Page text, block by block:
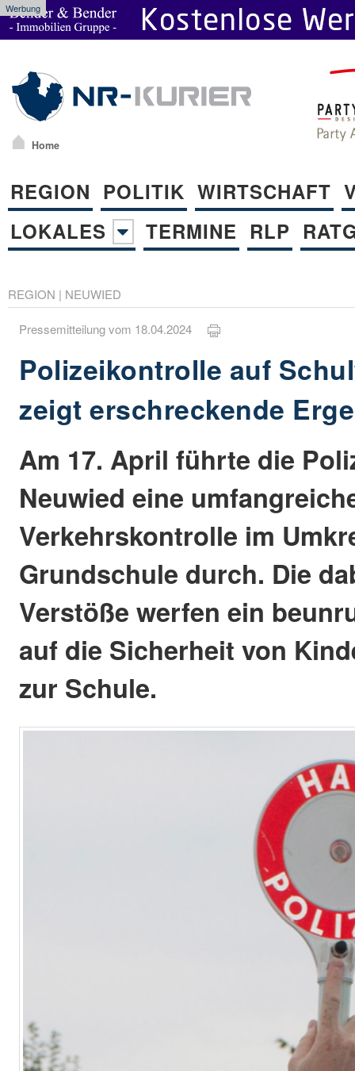
Werbung
Home
REGION POLITIK WIRTSCHAFT
LOKALES
TERMINE RLP
REGION | NEUWIED
Pressemitteilung vom 18.04.2024
Polizeikontrolle auf
zeigt erschreckende
Am 17. April führte die
Neuwied eine
Verkehrskontrolle im
Grundschule durch. Die
Verstöße werfen ein
auf die Sicherheit von
zur Schule.